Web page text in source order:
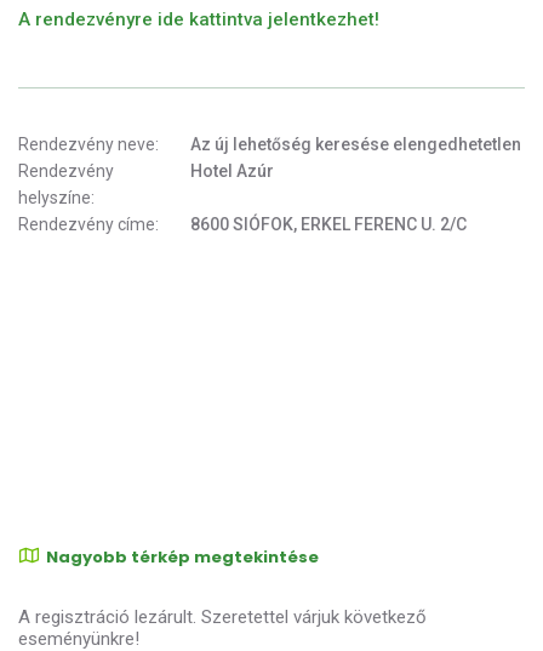
A rendezvényre ide kattintva jelentkezhet!
Rendezvény neve:
Az új lehetőség keresése elengedhetetlen
Rendezvény
helyszíne:
Hotel Azúr
Rendezvény címe: 8600 SIÓFOK, ERKEL FERENC U. 2/C
Nagyobb térkép megtekintése
A regisztráció lezárult. Szeretettel várjuk következő
eseményünkre!